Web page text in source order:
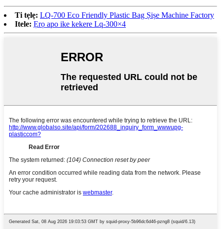
Ti tẹlẹ: LQ-700 Eco Friendly Plastic Bag Ṣiṣe Machine Factory
Itele: Ẹrọ apo ike kekere Lq-300×4